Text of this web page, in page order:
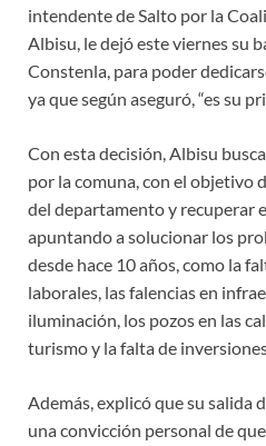
intendente de Salto por la
Albisu, le dejó este viernes su
Constenla, para poder
ya que según aseguró, “es su
Con esta decisión, Albisu
por la comuna, con el objetivo
del departamento y recuperar
apuntando a solucionar los
desde hace 10 años, como la
laborales, las falencias en
iluminación, los pozos en las
turismo y la falta de
Además, explicó que su salida
una convicción personal de